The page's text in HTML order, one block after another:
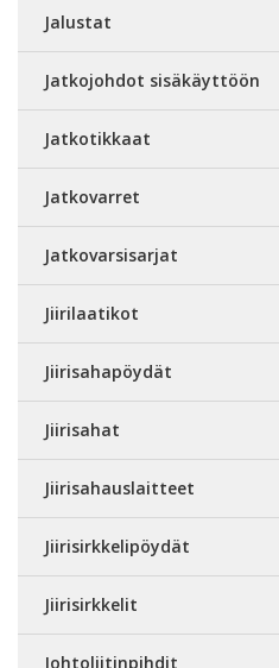
Jalustat
Jatkojohdot sisäkäyttöön
Jatkotikkaat
Jatkovarret
Jatkovarsisarjat
Jiirilaatikot
Jiirisahapöydät
Jiirisahat
Jiirisahauslaitteet
Jiirisirkkelipöydät
Jiirisirkkelit
Johtoliitinpihdit